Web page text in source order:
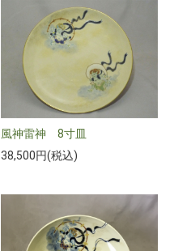
風神雷神 8寸皿
38,500円(税込)